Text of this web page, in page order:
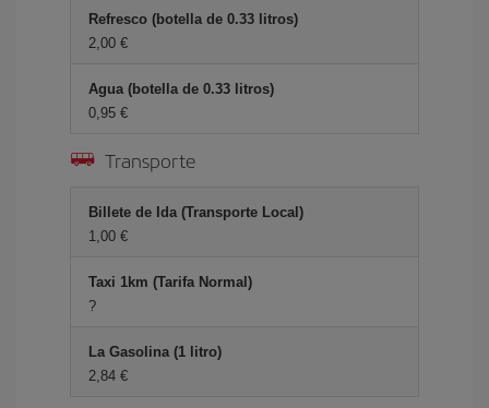
Refresco (botella de 0.33 litros)
2,00 €
Agua (botella de 0.33 litros)
0,95 €
Transporte
Billete de Ida (Transporte Local)
1,00 €
Taxi 1km (Tarifa Normal)
?
La Gasolina (1 litro)
2,84 €